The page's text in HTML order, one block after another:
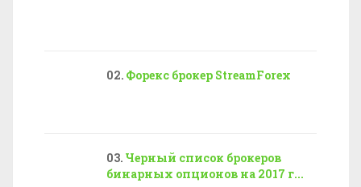
Форекс брокер StreamForex
Черный список брокеров
бинарных опционов на 2017 г...